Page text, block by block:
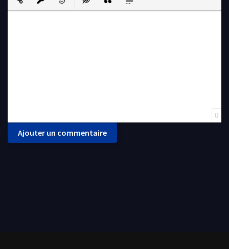
Insert LinkInsert protected link
EmoticonsInsert hidden text
Insert QuoteInsert spoiler
0
Ajouter un commentaire